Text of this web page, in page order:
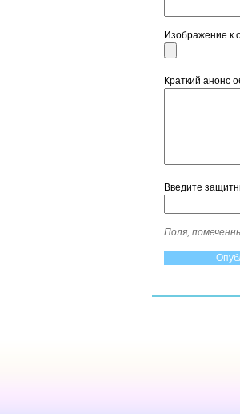
Изображение к
Краткий анонс
Введите
Поля,